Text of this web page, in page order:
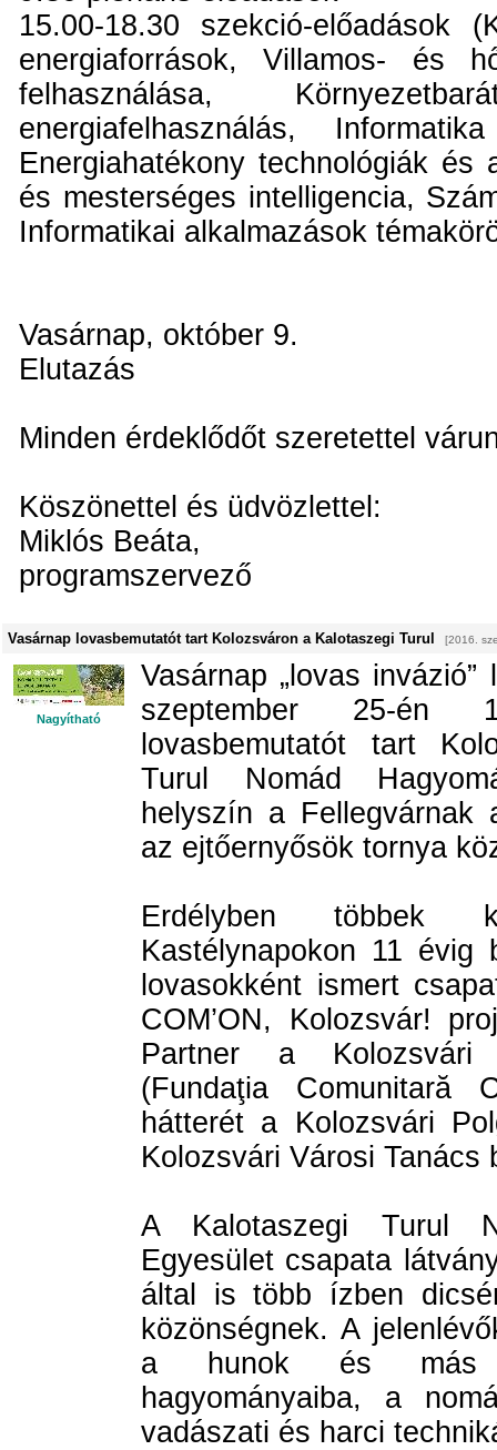
15.00-18.30 szekció-előadások
energiaforrások, Villamos- és
felhasználása,
energiafelhasználás,
Energiahatékony technológiák és
és mesterséges intelligencia,
Informatikai alkalmazások
Vasárnap, október 9.
Elutazás
Minden érdeklődőt szeretettel
Köszönettel és üdvözlettel:
Miklós Beáta,
programszervező
Vasárnap lovasbemutatót tart Kolozsváron a Kalotaszegi Turul [2016.
Nagyítható
Vasárnap „lovas
szeptember 25-én
lovasbemutatót tart
Turul Nomád
helyszín a Fellegvárnak
az ejtőernyősök tornya
Erdélyben többek
Kastélynapokon 11 évig
lovasokként ismert
COM’ON, Kolozsvár!
Partner a Kolozsvári
(Fundaţia Comunitară
hátterét a Kolozsvári
Kolozsvári Városi Tanács
A Kalotaszegi Turul
Egyesület csapata
által is több ízben
közönségnek. A
a hunok és más
hagyományaiba, a
vadászati és harci